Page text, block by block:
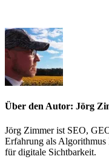
Über den Autor: Jörg
Jörg Zimmer ist SEO,
Erfahrung als Algorithmus
für digitale Sichtbarkeit.